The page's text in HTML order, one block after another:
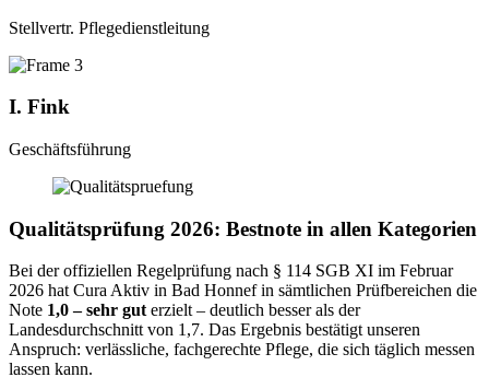
Stellvertr. Pflegedienstleitung
I. Fink
Geschäftsführung
Qualitätsprüfung 2026: Bestnote in allen Kategorien
Bei der offiziellen Regelprüfung nach § 114 SGB XI im Februar
2026 hat Cura Aktiv in Bad Honnef in sämtlichen Prüfbereichen die
Note 1,0 – sehr guterzielt – deutlich besser als der
Landesdurchschnitt von 1,7. Das Ergebnis bestätigt unseren
Anspruch: verlässliche, fachgerechte Pflege, die sich täglich messen
lassen kann.